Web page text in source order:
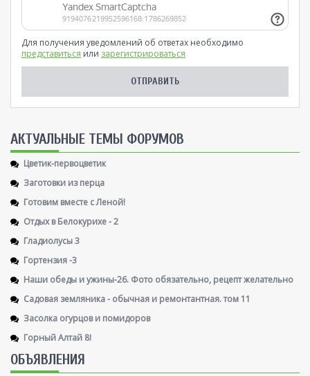
Для получения уведомлений об ответах необходимо
представиться или зарегистрироваться
AКТУАЛЬНЫЕ ТЕМЫ ФОРУМОВ
Цветик-первоцветик
Заготовки из перца
Готовим вместе с Леной!
Отдых в Белокурихе - 2
Гладиолусы 3
Гортензия -3
Наши обеды и ужины-26. Фото обязательно, рецепт желательно
Садовая земляника - обычная и ремонтантная. том 11
Засолка огурцов и помидоров
Горный Алтай 8!
ОБЪЯВЛЕНИЯ